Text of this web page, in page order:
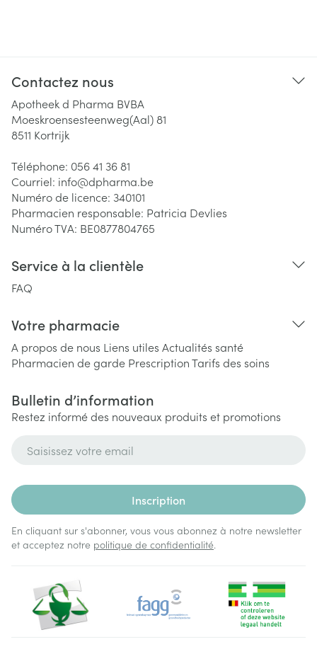
Contactez nous
Apotheek d Pharma BVBA
Moeskroensesteenweg(Aal) 81
8511 Kortrijk
Téléphone: 056 41 36 81
Courriel: info@dpharma.be
Numéro de licence: 340101
Pharmacien responsable: Patricia Devlies
Numéro TVA: BE0877804765
Service à la clientèle
FAQ
Votre pharmacie
A propos de nous Liens utiles Actualités santé
Pharmacien de garde PrescriptionTarifs des soins
Bulletin d’information
Restez informé des nouveaux produits et promotions
Inscription
En cliquant sur s'abonner, vous vous abonnez à notre newsletter
et acceptez notre politique de confidentialité.